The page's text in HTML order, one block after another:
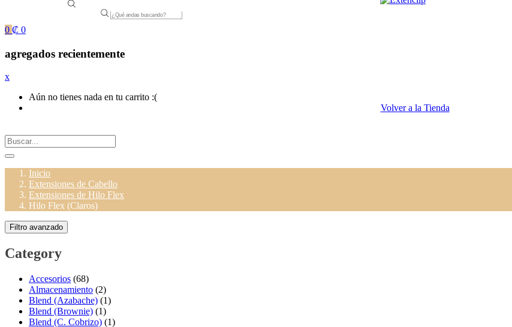
Products
search
0 ₡ 0
agregados recientemente
x
Aún no tienes nada en tu carrito :(
Volver a la Tienda
Inicio
Extensiones de Cabello
Extensiones de Hilo Flex
Hilo Flex (Claros)
Filtro avanzado
Category
Accesorios (68)
Almacenamiento (2)
Blend (Azabache) (1)
Blend (Brownie) (1)
Blend (C. Cobrizo) (1)